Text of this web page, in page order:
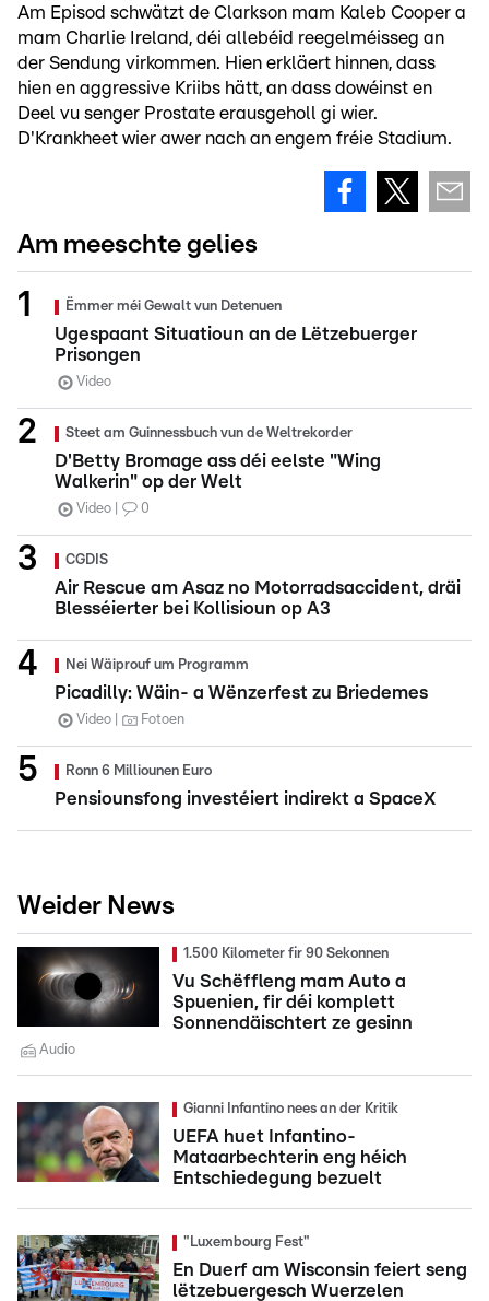
Am Episod schwätzt de Clarkson mam Kaleb Cooper a
mam Charlie Ireland, déi allebéid reegelméisseg an
der Sendung virkommen. Hien erkläert hinnen, dass
hien en aggressive Kriibs hätt, an dass dowéinst en
Deel vu senger Prostate erausgeholl gi wier.
D'Krankheet wier awer nach an engem fréie Stadium.
Am meeschte gelies
Ëmmer méi Gewalt vun Detenuen
Ugespaant Situatioun an de Lëtzebuerger
Prisongen
Video
Steet am Guinnessbuch vun de Weltrekorder
D'Betty Bromage ass déi eelste "Wing
Walkerin" op der Welt
Video 0
CGDIS
Air Rescue am Asaz no Motorradsaccident, dräi
Blesséierter bei Kollisioun op A3
Nei Wäiprouf um Programm
Picadilly: Wäin- a Wënzerfest zu Briedemes
Video Fotoen
Ronn 6 Milliounen Euro
Pensiounsfong investéiert indirekt a SpaceX
Weider News
1.500 Kilometer fir 90 Sekonnen
Vu Schëffleng mam Auto a
Spuenien, fir déi komplett
Sonnendäischtert ze gesinn
Audio
Gianni Infantino nees an der Kritik
UEFA huet Infantino-
Mataarbechterin eng héich
Entschiedegung bezuelt
"Luxembourg Fest"
En Duerf am Wisconsin feiert seng
lëtzebuergesch Wuerzelen